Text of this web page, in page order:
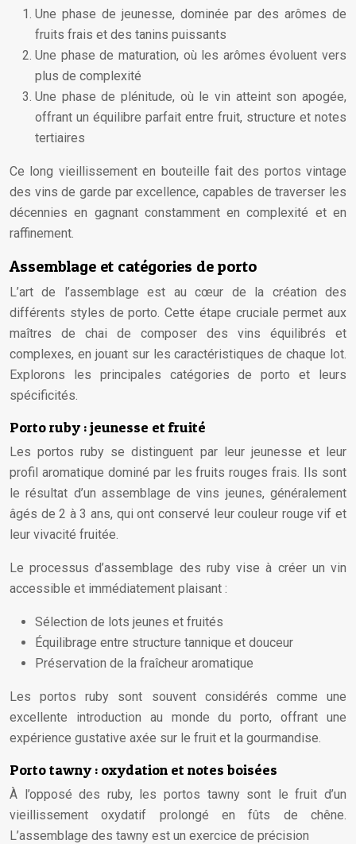
Une phase de jeunesse, dominée par des arômes de
fruits frais et des tanins puissants
Une phase de maturation, où les arômes évoluent vers
plus de complexité
Une phase de plénitude, où le vin atteint son apogée,
offrant un équilibre parfait entre fruit, structure et notes
tertiaires
Ce long vieillissement en bouteille fait des portos vintage
des vins de garde par excellence, capables de traverser les
décennies en gagnant constamment en complexité et en
raffinement.
Assemblage et catégories de porto
L’art de l’assemblage est au cœur de la création des
différents styles de porto. Cette étape cruciale permet aux
maîtres de chai de composer des vins équilibrés et
complexes, en jouant sur les caractéristiques de chaque lot.
Explorons les principales catégories de porto et leurs
spécificités.
Porto ruby : jeunesse et fruité
Les portos ruby se distinguent par leur jeunesse et leur
profil aromatique dominé par les fruits rouges frais. Ils sont
le résultat d’un assemblage de vins jeunes, généralement
âgés de 2 à 3 ans, qui ont conservé leur couleur rouge vif et
leur vivacité fruitée.
Le processus d’assemblage des ruby vise à créer un vin
accessible et immédiatement plaisant :
Sélection de lots jeunes et fruités
Équilibrage entre structure tannique et douceur
Préservation de la fraîcheur aromatique
Les portos ruby sont souvent considérés comme une
excellente introduction au monde du porto, offrant une
expérience gustative axée sur le fruit et la gourmandise.
Porto tawny : oxydation et notes boisées
À l’opposé des ruby, les portos tawny sont le fruit d’un
vieillissement oxydatif prolongé en fûts de chêne.
L’assemblage des tawny est un exercice de précision